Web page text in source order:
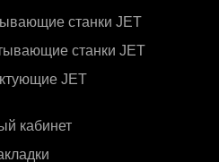
станки JET
станки JET
JET
кабинет